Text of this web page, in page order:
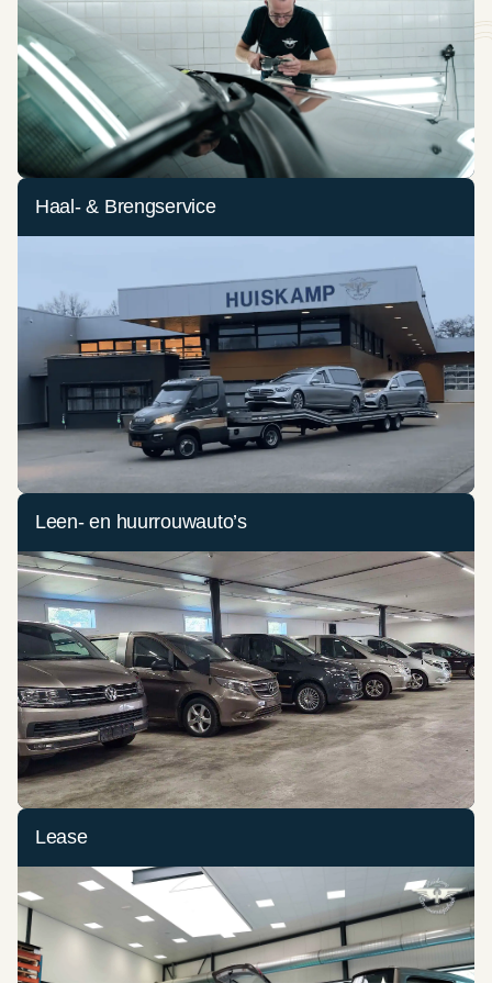
Haal- & Brengservice
Leen- en huurrouwauto’s
Lease